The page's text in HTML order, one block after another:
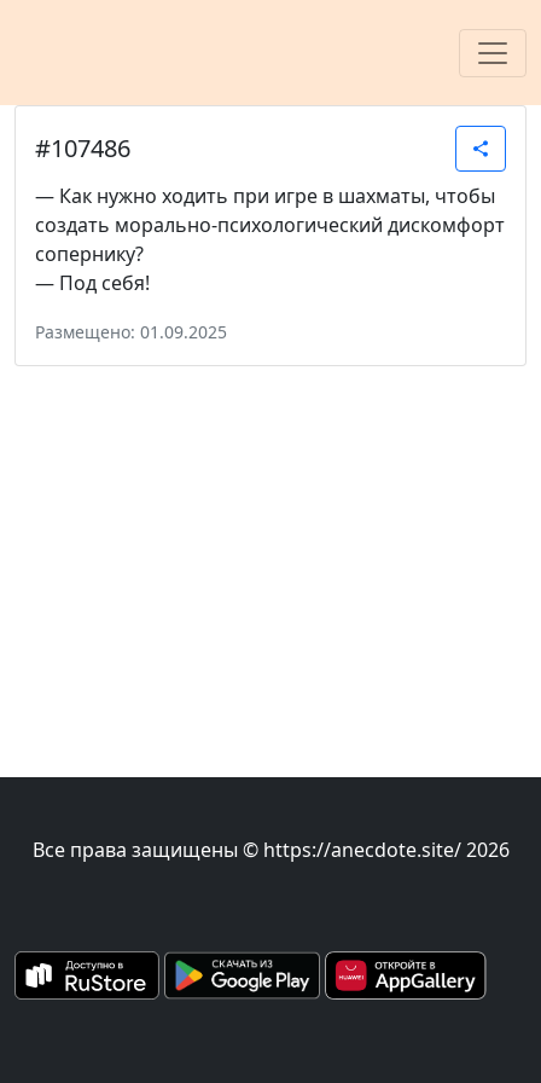
#107486 share
— Как нужно ходить при игре в шахматы, чтобы
создать морально-психологический дискомфорт
сопернику?
— Под себя!
Размещено: 01.09.2025
Все права защищены © https://anecdote.site/ 2026